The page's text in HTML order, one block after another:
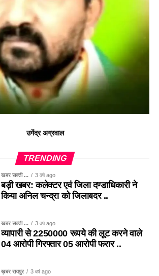
उगेंद्र अग्रवाल
TRENDING
खबर सक्ती ... 3 वर्ष ago
बड़ी खबर: कलेक्टर एवं जिला दण्डाधिकारी ने
किया अनिल चन्द्रा को जिलाबदर ..
खबर सक्ती ... 3 वर्ष ago
व्यापारी से 2250000 रूपये की लूट करने वाले
04 आरोपी गिरफ्तार 05 आरोपी फरार ..
ख़बर रायपुर 3 वर्ष ago